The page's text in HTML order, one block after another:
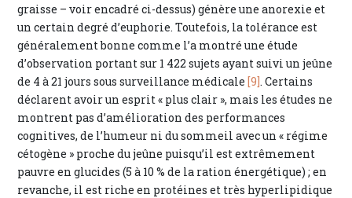
graisse – voir encadré ci-dessus) génère une anorexie et
un certain degré d’euphorie. Toutefois, la tolérance est
généralement bonne comme l’a montré une étude
d’observation portant sur 1 422 sujets ayant suivi un jeûne
de 4 à 21 jours sous surveillance médicale[9]. Certains
déclarent avoir un esprit « plus clair », mais les études ne
montrent pas d’amélioration des performances
cognitives, de l’humeur ni du sommeil avec un « régime
cétogène » proche du jeûne puisqu’il est extrêmement
pauvre en glucides (5 à 10 % de la ration énergétique) ; en
revanche, il est riche en protéines et très hyperlipidique